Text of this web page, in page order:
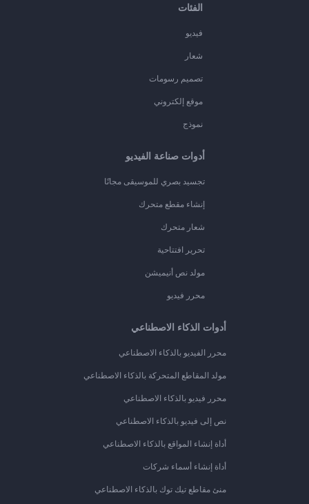
الفئات
فيديو
شعار
تصميم رسومات
موقع إلكتروني
نموذج
أدوات صناعة الفيديو
تجسيد بصري للموسيقى مجانًا
إنشاء مقطع متحرك
شعار متحرك
تحرير افتتاحية
مولد نص أنيميشن
محرر فيديو
أدوات الذكاء الاصطناعي
محرر الفيديو بالذكاء الاصطناعي
مولد المقاطع المتحركة بالذكاء الاصطناعي
محرر فيديو بالذكاء الاصطناعي
نص إلى فيديو بالذكاء الاصطناعي
أداة إنشاء المواقع بالذكاء الاصطناعي
أداة إنشاء أسماء شركات
منئ مقاطع تيك توك بالذكاء الاصطناعي